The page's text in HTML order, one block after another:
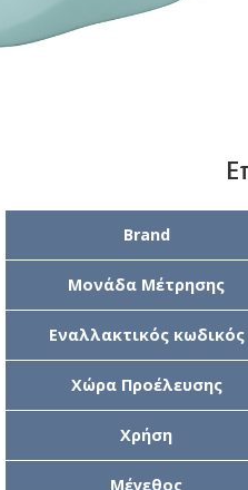
Brand
Μονάδα Μέτρησης
Εναλλακτικός κωδικός
Χώρα Προέλευσης
Χρήση
Μέγεθος